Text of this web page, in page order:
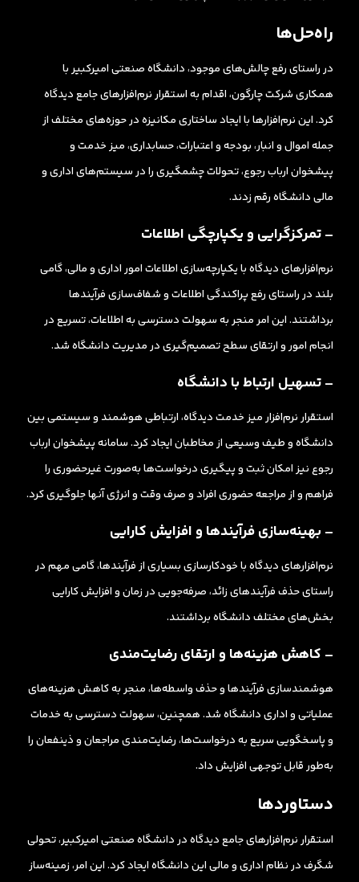
راه‌حل‌ها
در راستای رفع چالش‌های موجود، دانشگاه صنعتی امیرکبیر با
همکاری شرکت چارگون، اقدام به استقرار نرم‌افزارهای جامع دیدگاه
کرد. این نرم‌افزارها با ایجاد ساختاری مکانیزه در حوزه‌های مختلف از
جمله اموال و انبار، بودجه و اعتبارات، حسابداری، میز خدمت و
پیشخوان ارباب رجوع، تحولات چشمگیری را در سیستم‌های اداری و
مالی دانشگاه رقم زدند.
– تمرکزگرایی و یکپارچگی اطلاعات
نرم‌افزارهای دیدگاه با یکپارچه‌سازی اطلاعات امور اداری و مالی، گامی
بلند در راستای رفع پراکندگی اطلاعات و شفاف‌سازی فرآیندها
برداشتند. این امر منجر به سهولت دسترسی به اطلاعات، تسریع در
انجام امور و ارتقای سطح تصمیم‌گیری در مدیریت دانشگاه شد.
– تسهیل ارتباط با دانشگاه
استقرار نرم‌افزار میز خدمت دیدگاه، ارتباطی هوشمند و سیستمی بین
دانشگاه و طیف وسیعی از مخاطبان ایجاد کرد. سامانه پیشخوان ارباب
رجوع نیز امکان ثبت و پیگیری درخواست‌ها به‌صورت غیرحضوری را
فراهم و از مراجعه حضوری افراد و صرف وقت و انرژی آنها جلوگیری کرد.
– بهینه‌سازی فرآیندها و افزایش کارایی
نرم‌افزارهای دیدگاه با خودکارسازی بسیاری از فرآیندها، گامی مهم در
راستای حذف فرآیندهای زائد، صرفه‌جویی در زمان و افزایش کارایی
بخش‌های مختلف دانشگاه برداشتند.
– کاهش هزینه‌ها و ارتقای رضایت‌مندی
هوشمندسازی فرآیندها و حذف واسطه‌ها، منجر به کاهش هزینه‌های
عملیاتی و اداری دانشگاه شد. همچنین، سهولت دسترسی به خدمات
و پاسخگویی سریع به درخواست‌ها، رضایت‌مندی مراجعان و ذینفعان را
به‌طور قابل توجهی افزایش داد.
دستاوردها
استقرار نرم‌افزارهای جامع دیدگاه در دانشگاه صنعتی امیرکبیر، تحولی
شگرف در نظام اداری و مالی این دانشگاه ایجاد کرد. این امر، زمینه‌ساز